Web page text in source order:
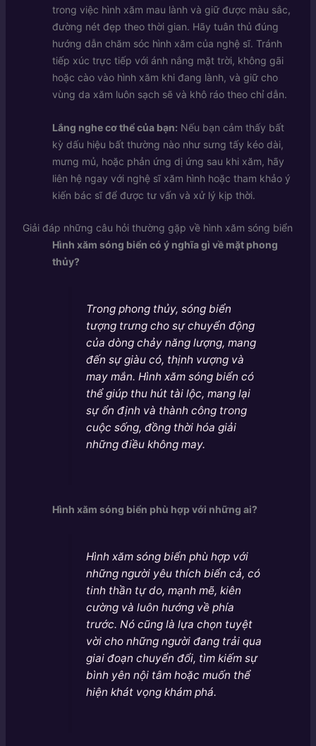
trong việc hình xăm mau lành và giữ được màu sắc,
đường nét đẹp theo thời gian. Hãy tuân thủ đúng
hướng dẫn chăm sóc hình xăm của nghệ sĩ. Tránh
tiếp xúc trực tiếp với ánh nắng mặt trời, không gãi
hoặc cào vào hình xăm khi đang lành, và giữ cho
vùng da xăm luôn sạch sẽ và khô ráo theo chỉ dẫn.
Lắng nghe cơ thể của bạn: Nếu bạn cảm thấy bất
kỳ dấu hiệu bất thường nào như sưng tấy kéo dài,
mưng mủ, hoặc phản ứng dị ứng sau khi xăm, hãy
liên hệ ngay với nghệ sĩ xăm hình hoặc tham khảo ý
kiến bác sĩ để được tư vấn và xử lý kịp thời.
Giải đáp những câu hỏi thường gặp về hình xăm sóng biển
Hình xăm sóng biển có ý nghĩa gì về mặt phong
thủy?
Trong phong thủy, sóng biển
tượng trưng cho sự chuyển động
của dòng chảy năng lượng, mang
đến sự giàu có, thịnh vượng và
may mắn. Hình xăm sóng biển có
thể giúp thu hút tài lộc, mang lại
sự ổn định và thành công trong
cuộc sống, đồng thời hóa giải
những điều không may.
Hình xăm sóng biển phù hợp với những ai?
Hình xăm sóng biển phù hợp với
những người yêu thích biển cả, có
tinh thần tự do, mạnh mẽ, kiên
cường và luôn hướng về phía
trước. Nó cũng là lựa chọn tuyệt
vời cho những người đang trải qua
giai đoạn chuyển đổi, tìm kiếm sự
bình yên nội tâm hoặc muốn thể
hiện khát vọng khám phá.